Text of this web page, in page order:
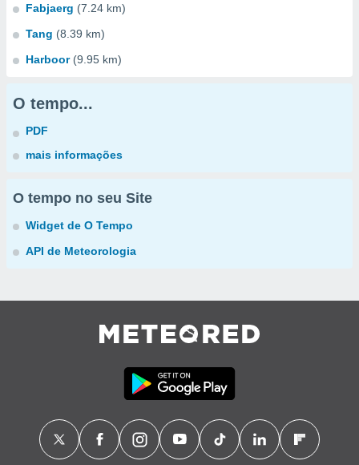
Fabjaerg (7.24 km)
Tang (8.39 km)
Harboor (9.95 km)
O tempo...
PDF
mais informações
O tempo no seu Site
Widget de O Tempo
API de Meteorologia